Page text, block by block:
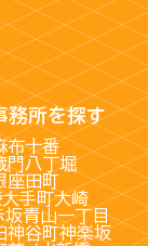
務所を探す
布十番
門八丁堀
座田町
大手町大崎
坂青山一丁目
神谷町神楽坂